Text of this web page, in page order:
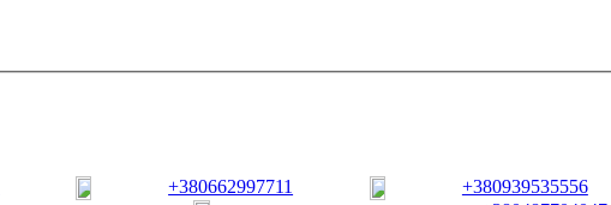
+380662997711 +380939535556